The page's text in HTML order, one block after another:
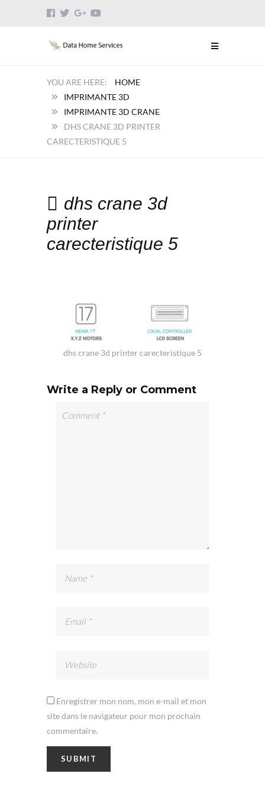
HOME
IMPRIMANTE 3D
IMPRIMANTE 3D CRANE
DHS CRANE 3D PRINTER
CARECTERISTIQUE 5
dhs crane 3d
printer
carecteristique 5
dhs crane 3d printer carecteristique 5
Write a Reply or Comment
Enregistrer mon nom, mon e-mail et mon
site dans le navigateur pour mon prochain
commentaire.